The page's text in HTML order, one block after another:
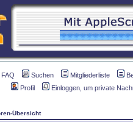
FAQ Suchen Mitgliederliste
Profil
Einloggen, um private
Übersicht